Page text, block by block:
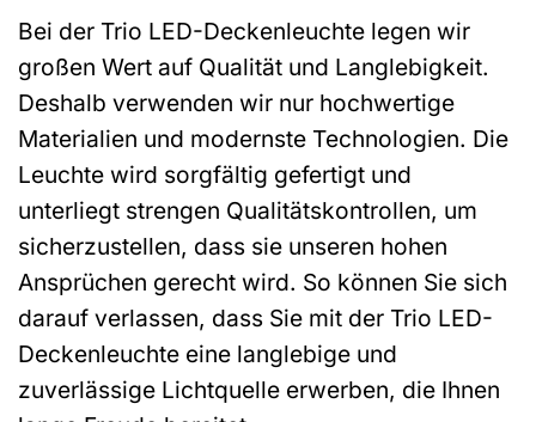
Bei der Trio LED-Deckenleuchte legen wir
großen Wert auf Qualität und Langlebigkeit.
Deshalb verwenden wir nur hochwertige
Materialien und modernste Technologien. Die
Leuchte wird sorgfältig gefertigt und
unterliegt strengen Qualitätskontrollen, um
sicherzustellen, dass sie unseren hohen
Ansprüchen gerecht wird. So können Sie sich
darauf verlassen, dass Sie mit der Trio LED-
Deckenleuchte eine langlebige und
zuverlässige Lichtquelle erwerben, die Ihnen